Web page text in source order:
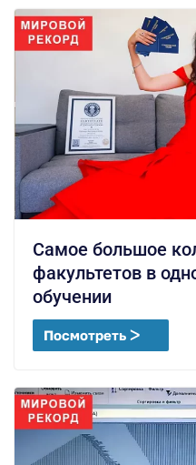
Самое большое
факультетов в
обучении
Посмотреть ᐳ